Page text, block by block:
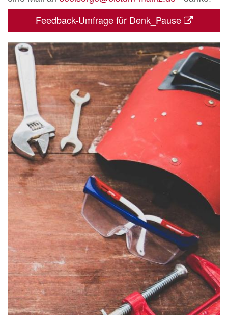
Feedback-Umfrage für Denk_Pause